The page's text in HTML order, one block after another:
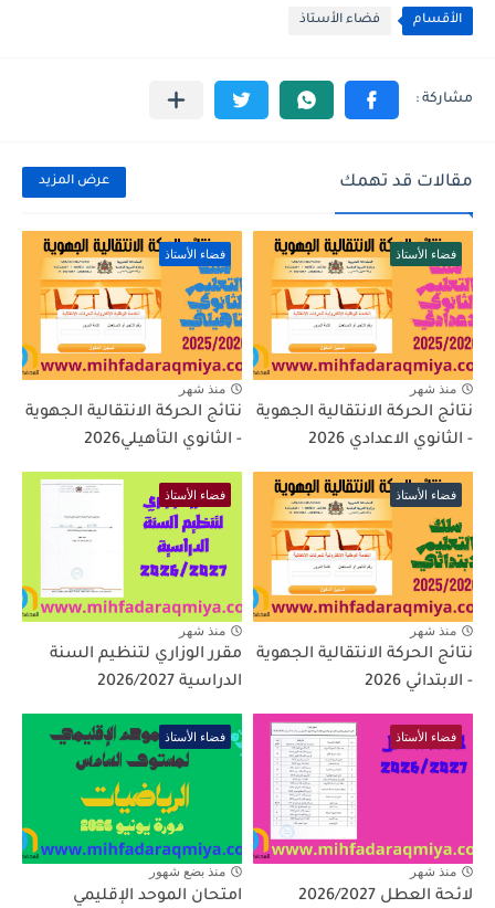
الأقسام فضاء الأستاذ
مقالات قد تهمك عرض المزيد
فضاء الأستاذ
منذ شهر
نتائج الحركة الانتقالية الجهوية
- الثانوي الاعدادي 2026
فضاء الأستاذ
منذ شهر
نتائج الحركة الانتقالية الجهوية
- الثانوي التأهيلي2026
فضاء الأستاذ
منذ شهر
نتائج الحركة الانتقالية الجهوية
- الابتدائي 2026
فضاء الأستاذ
منذ شهر
مقرر الوزاري لتنظيم السنة
الدراسية 2026/2027
فضاء الأستاذ
منذ شهر
لائحة العطل 2026/2027
فضاء الأستاذ
منذ بضع شهور
امتحان الموحد الإقليمي